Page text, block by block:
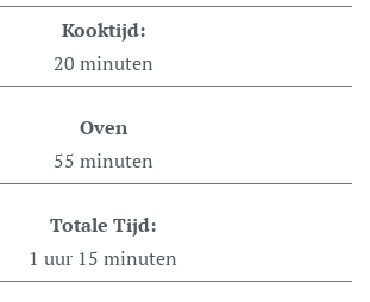
Kooktijd:
20 minuten
Oven
55 minuten
Totale Tijd:
1 uur 15 minuten